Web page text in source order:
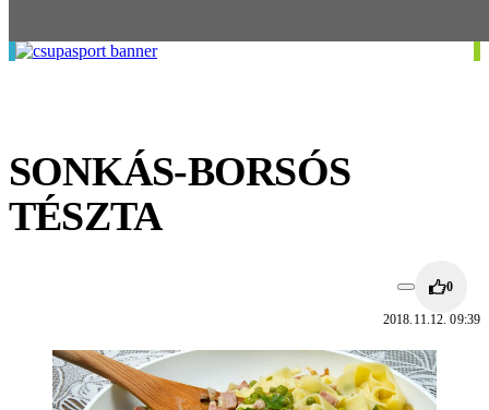
SONKÁS-BORSÓS
TÉSZTA
0
2018.11.12. 09:39